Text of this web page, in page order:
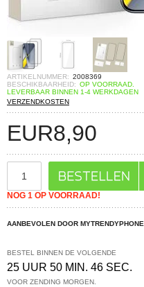
ARTIKELNUMMER: 2008369
BESCHIKBAARHEID: OP VOORRAAD.
LEVERBAAR BINNEN 1-4 WERKDAGEN
VERZENDKOSTEN
EUR8,90
NOG 1 OP VOORRAAD!
AANBEVOLEN DOOR MYTRENDYPHONE
BESTEL BINNEN DE VOLGENDE
25 UUR 50 MIN. 46 SEC.
VOOR ZENDING MORGEN.